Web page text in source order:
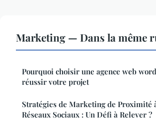
Marketing — Dans la même
Pourquoi choisir une agence web
réussir votre projet
Stratégies de Marketing de Proximité
Réseaux Sociaux : Un Défi à Relever ?